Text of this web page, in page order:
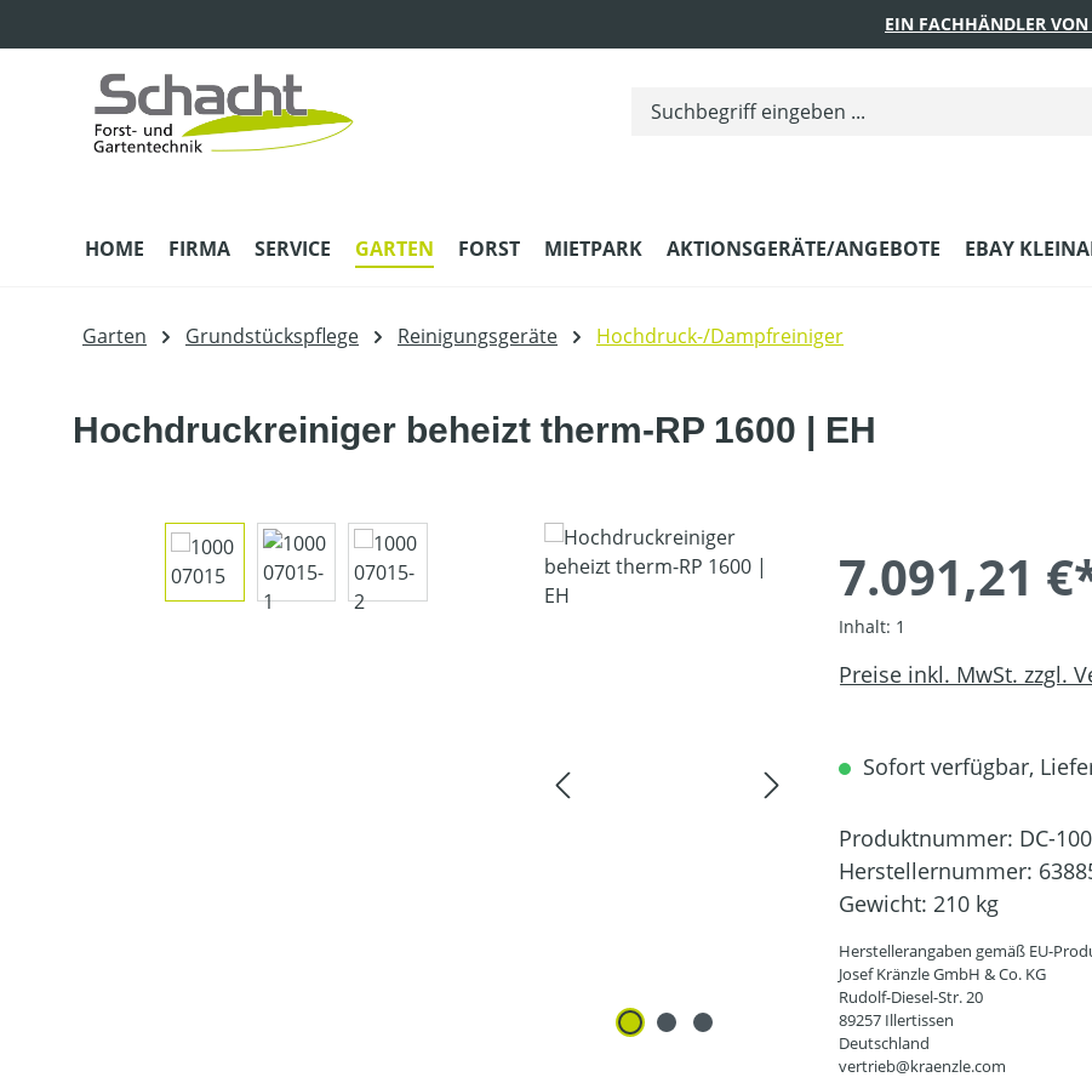
EIN FACHHÄNDLER VON
HOME FIRMA SERVICE GARTEN FORST MIETPARK AKTIONSGERÄTE/ANGEBOTE EBAY
Garten Grundstückspflege Reinigungsgeräte Hochdruck-/Dampfreiniger
Hochdruckreiniger beheizt therm-RP 1600 | EH
Bildergalerie überspringen
7.091,21
Inhalt: 1
Preise inkl. MwSt. zzgl.
Sofort verfügbar,
Produktnummer: DC-
Herstellernummer:
Gewicht: 210 kg
Herstellerangaben gemäß EU-
Josef Kränzle GmbH & Co. KG
Rudolf-Diesel-Str. 20
89257 Illertissen
Deutschland
vertrieb@kraenzle.com